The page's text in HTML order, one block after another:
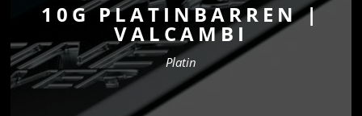
10G PLATINBARREN |
VALCAMBI
Platin